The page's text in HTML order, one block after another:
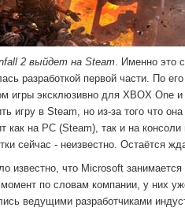
2 выйдет на Steam. Именно это
разработкой первой части. По
игры эксклюзивно для XBOX One
игру в Steam, но из-за того что
как на PC (Steam), так и на
сейчас - неизвестно. Остаётся
известно, что Microsoft
по словам компании, у них
ведущими разработчиками